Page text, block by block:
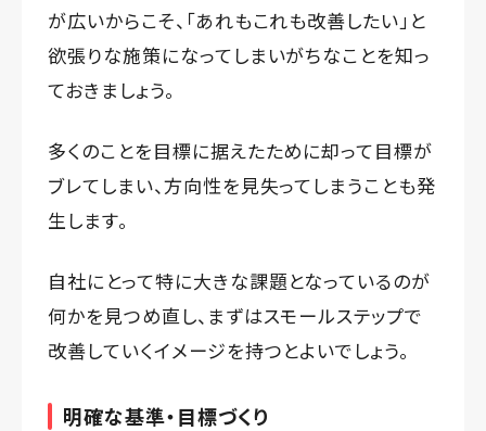
が広いからこそ、「あれもこれも改善したい」と
欲張りな施策になってしまいがちなことを知っ
ておきましょう。
多くのことを目標に据えたために却って目標が
ブレてしまい、方向性を見失ってしまうことも発
生します。
自社にとって特に大きな課題となっているのが
何かを見つめ直し、まずはスモールステップで
改善していくイメージを持つとよいでしょう。
明確な基準・目標づくり